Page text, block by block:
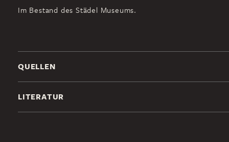
Im Bestand des Städel Museums.
QUELLEN
LITERATUR